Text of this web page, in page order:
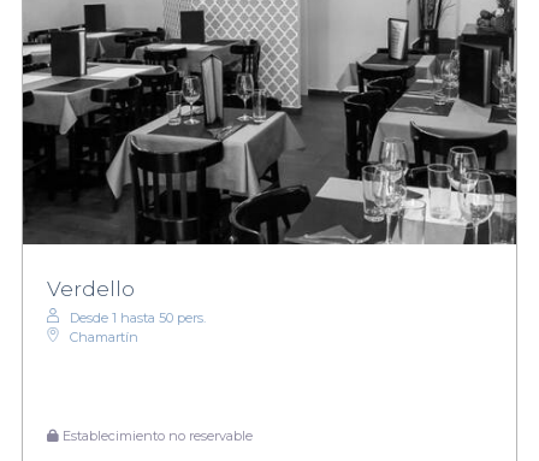
Verdello
Desde 1 hasta 50 pers.
Chamartín
Establecimiento no reservable